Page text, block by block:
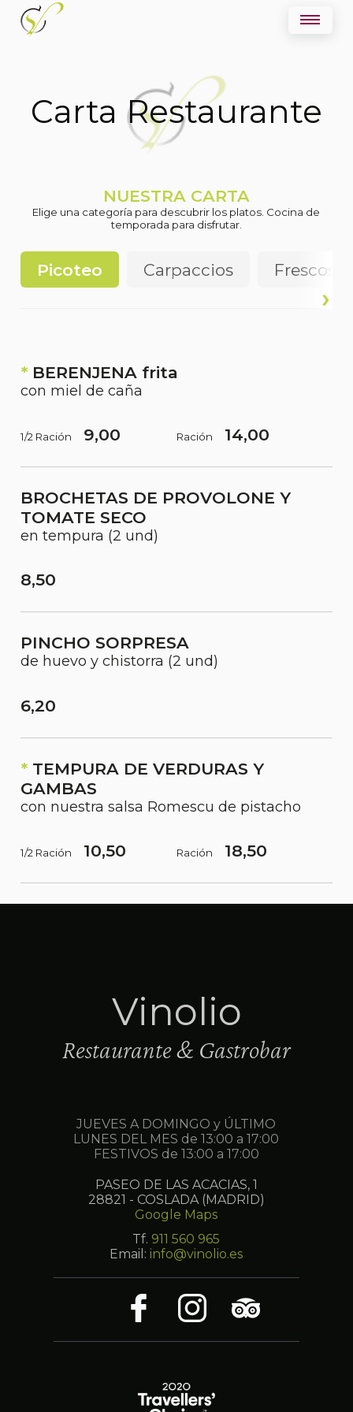
Carta Restaurante
NUESTRA CARTA
Elige una categoría para descubrir los platos. Cocina de
temporada para disfrutar.
Picoteo Carpaccios Frescos
* BERENJENA frita
con miel de caña
1/2 Ración 9,00 Ración 14,00
BROCHETAS DE PROVOLONE Y
TOMATE SECO
en tempura (2 und)
8,50
PINCHO SORPRESA
de huevo y chistorra (2 und)
6,20
* TEMPURA DE VERDURAS Y
GAMBAS
con nuestra salsa Romescu de pistacho
1/2 Ración 10,50 Ración 18,50
Vinolio
Restaurante & Gastrobar
JUEVES A DOMINGO y ÚLTIMO
LUNES DEL MES de 13:00 a 17:00
FESTIVOS de 13:00 a 17:00
PASEO DE LAS ACACIAS, 1
28821 - COSLADA (MADRID)
Google Maps
Tf. 911 560 965
Email:info@vinolio.es